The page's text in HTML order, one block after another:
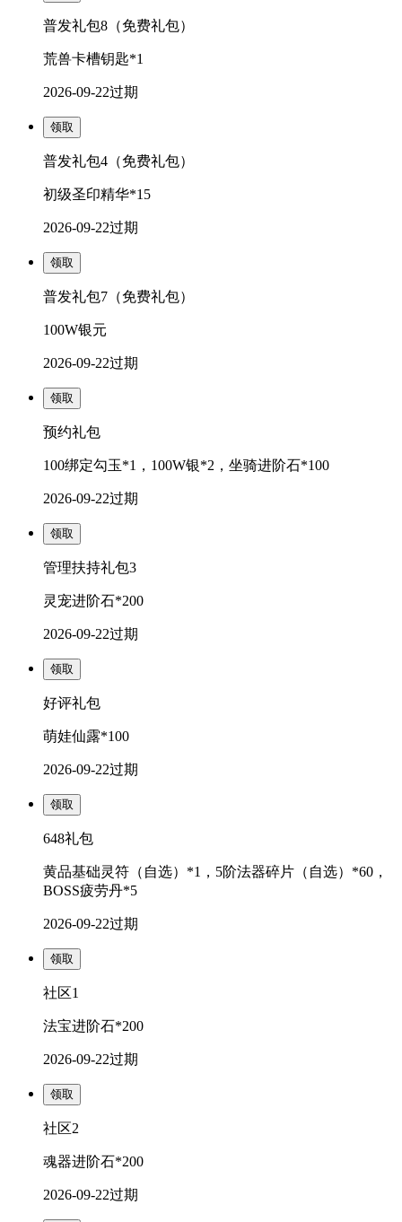
普发礼包8（免费礼包）
荒兽卡槽钥匙*1
2026-09-22过期
领取
普发礼包4（免费礼包）
初级圣印精华*15
2026-09-22过期
领取
普发礼包7（免费礼包）
100W银元
2026-09-22过期
领取
预约礼包
100绑定勾玉*1，100W银*2，坐骑进阶石*100
2026-09-22过期
领取
管理扶持礼包3
灵宠进阶石*200
2026-09-22过期
领取
好评礼包
萌娃仙露*100
2026-09-22过期
领取
648礼包
黄品基础灵符（自选）*1，5阶法器碎片（自选）*60，
BOSS疲劳丹*5
2026-09-22过期
领取
社区1
法宝进阶石*200
2026-09-22过期
领取
社区2
魂器进阶石*200
2026-09-22过期